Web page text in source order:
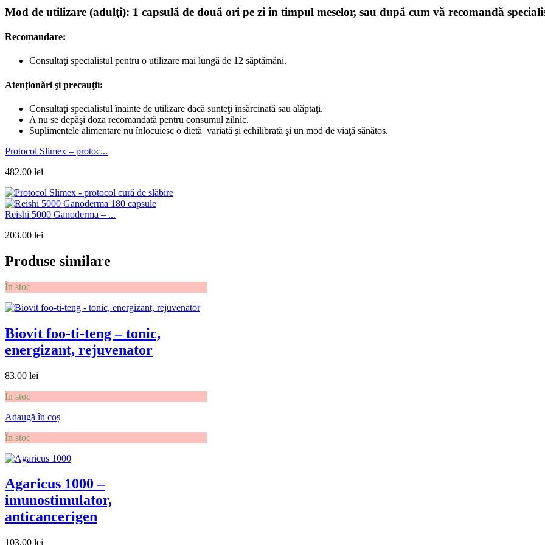
Mod de utilizare (adulţi): 1 capsulă de două ori pe zi în timpul meselor, sau după cum vă recomandă
Recomandare:
Consultaţi specialistul pentru o utilizare mai lungă de 12 săptămâni.
Atenţionări şi precauţii:
Consultaţi specialistul înainte de utilizare dacă sunteţi însărcinată sau alăptaţi.
A nu se depăşi doza recomandată pentru consumul zilnic.
Suplimentele alimentare nu înlocuiesc o dietă variată şi echilibrată şi un mod de viaţă sănătos.
Protocol Slimex – protoc...
482.00 lei
Reishi 5000 Ganoderma – ...
203.00 lei
Produse similare
În stoc
Biovit foo-ti-teng – tonic,
energizant, rejuvenator
83.00 lei
În stoc
Adaugă în coș
În stoc
Agaricus 1000 –
imunostimulator,
anticancerigen
103.00 lei